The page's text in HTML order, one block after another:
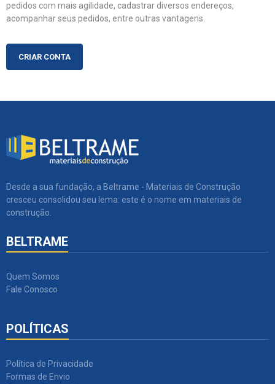
pedidos com mais agilidade, cadastrar diversos endereços,
acompanhar seus pedidos, entre outras vantagens.
CRIAR CONTA
Desde a sua fundação, a Beltrame - Materiais de Construção
cresceu consolidou seu lema: este é o nome em materiais de
construção.
BELTRAME
Quem Somos
Fale Conosco
POLÍTICAS
Política de Privacidade
Formas de Envio